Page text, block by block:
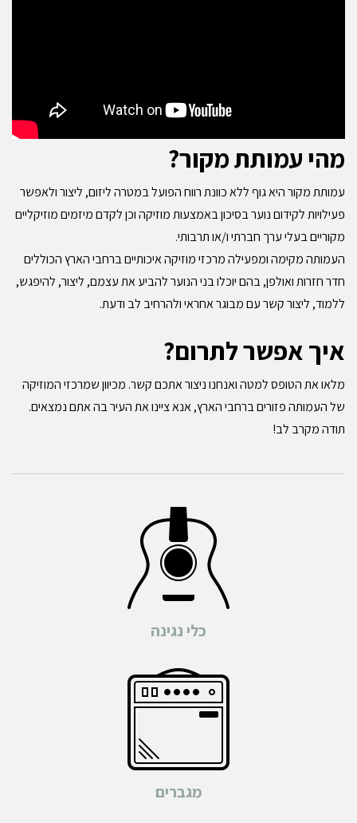
מהי עמותת מקור?
עמותת מקור היא גוף ללא כוונת רווח הפועל במטרה ליזום, ליצור ולאפשר
פעילויות לקידום נוער בסיכון באמצעות מוזיקה וכן לקדם מיזמים מוזיקליים
מקוריים בעלי ערך חברתי ו/או תרבותי.
העמותה מקימה ומפעילה מרכזי מוזיקה איכותיים ברחבי הארץ הכוללים
חדר חזרות ואולפן, בהם יוכלו בני הנוער להביע את עצמם, ליצור, להיפגש,
ללמוד, ליצור קשר עם מבוגר אחראי ולהרחיב לב ודעת.
איך אפשר לתרום?
מלאו את הטופס למטה ואנחנו ניצור אתכם קשר. מכיוון שמרכזי המוזיקה
של העמותה פזורים ברחבי הארץ, אנא ציינו את העיר בה אתם נמצאים.
תודה מקרב לב!
כלי נגינה
מגברים